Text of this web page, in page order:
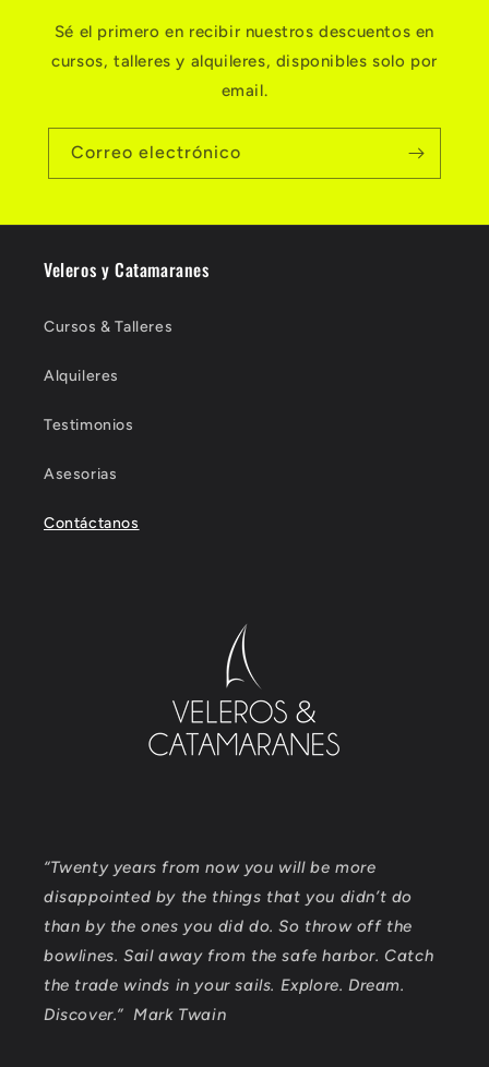
Sé el primero en recibir nuestros descuentos en
cursos, talleres y alquileres, disponibles solo por
email.
Correo electrónico
Veleros y Catamaranes
Cursos & Talleres
Alquileres
Testimonios
Asesorias
Contáctanos
“Twenty years from now you will be more
disappointed by the things that you didn’t do
than by the ones you did do. So throw off the
bowlines. Sail away from the safe harbor. Catch
the trade winds in your sails. Explore. Dream.
Discover.” Mark Twain